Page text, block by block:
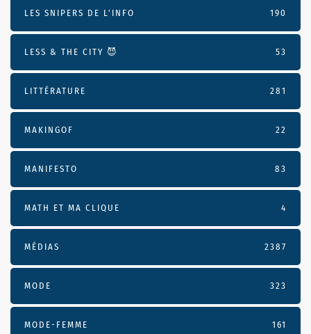
LES SNIPERS DE L’INFO 190
LESS & THE CITY 😈 53
LITTÉRATURE 281
MAKINGOF 22
MANIFESTO 83
MATH ET MA CLIQUE 4
MÉDIAS 2387
MODE 323
MODE-FEMME 161